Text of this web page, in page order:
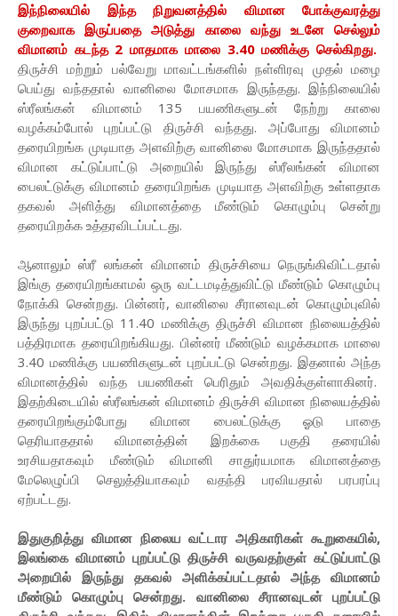
இந்நிலையில் இந்த நிறுவனத்தில் விமான போக்குவரத்து
குறைவாக இருப்பதை அடுத்து காலை வந்து உடனே செல்லும்
விமானம் கடந்த 2 மாதமாக மாலை 3.40 மணிக்கு செல்கிறது.
திருச்சி மற்றும் பல்வேறு மாவட்டங்களில் நள்ளிரவு முதல் மழை
பெய்து வந்ததால் வானிலை மோசமாக இருந்தது. இந்நிலையில்
ஸ்ரீலங்கன் விமானம் 135 பயணிகளுடன் நேற்று காலை
வழக்கம்போல் புறப்பட்டு திருச்சி வந்தது. அப்போது விமானம்
தரையிறங்க முடியாத அளவிற்கு வானிலை மோசமாக இருந்ததால்
விமான கட்டுப்பாட்டு அறையில் இருந்து ஸ்ரீலங்கன் விமான
பைலட்டுக்கு விமானம் தரையிறங்க முடியாத அளவிற்கு உள்ளதாக
தகவல் அளித்து விமானத்தை மீண்டும் கொழும்பு சென்று
தரையிறக்க உத்தரவிடப்பட்டது.
ஆனாலும் ஸ்ரீ லங்கன் விமானம் திருச்சியை நெருங்கிவிட்டதால்
இங்கு தரையிறங்காமல் ஒரு வட்டமடித்துவிட்டு மீண்டும் கொழும்பு
நோக்கி சென்றது. பின்னர், வானிலை சீரானவுடன் கொழும்புவில்
இருந்து புறப்பட்டு 11.40 மணிக்கு திருச்சி விமான நிலையத்தில்
பத்திரமாக தரையிறங்கியது. பின்னர் மீண்டும் வழக்கமாக மாலை
3.40 மணிக்கு பயணிகளுடன் புறப்பட்டு சென்றது. இதனால் அந்த
விமானத்தில் வந்த பயணிகள் பெரிதும் அவதிக்குள்ளாகினர்.
இதற்கிடையில் ஸ்ரீலங்கன் விமானம் திருச்சி விமான நிலையத்தில்
தரையிறங்கும்போது விமான பைலட்டுக்கு ஓடு பாதை
தெரியாததால் விமானத்தின் இறக்கை பகுதி தரையில்
உரசியதாகவும் மீண்டும் விமானி சாதுர்யமாக விமானத்தை
மேலெழுப்பி செலுத்தியாகவும் வதந்தி பரவியதால் பரபரப்பு
ஏற்பட்டது.
இதுகுறித்து விமான நிலைய வட்டார அதிகாரிகள் கூறுகையில்,
இலங்கை விமானம் புறப்பட்டு திருச்சி வருவதற்குள் கட்டுப்பாட்டு
அறையில் இருந்து தகவல் அளிக்கப்பட்டதால் அந்த விமானம்
மீண்டும் கொழும்பு சென்றது. வானிலை சீரானவுடன் புறப்பட்டு